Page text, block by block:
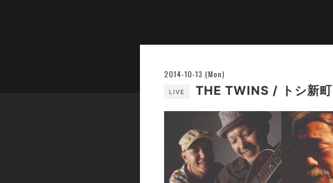
2014-10-13 (Mon)
LIVE THE TWINS / トシ新町